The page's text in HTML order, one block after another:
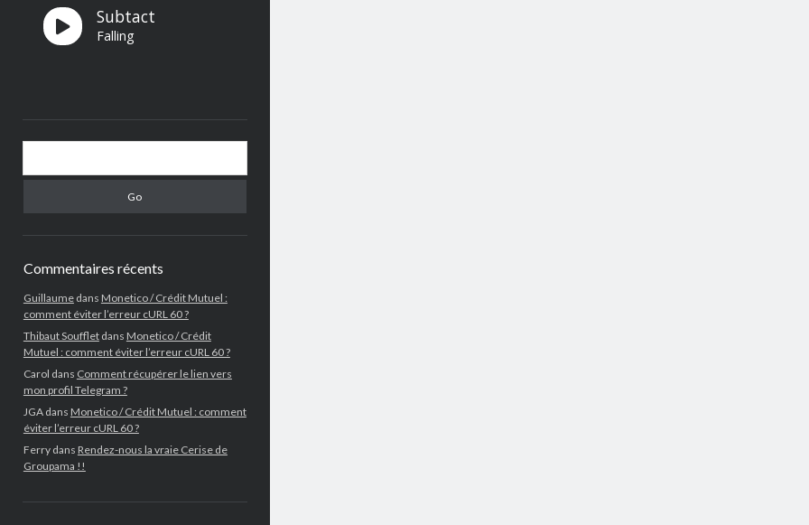
Commentaires récents
Guillaumedans Monetico / Crédit Mutuel :
comment éviter l’erreur cURL 60 ?
Thibaut Souffletdans Monetico / Crédit
Mutuel : comment éviter l’erreur cURL 60 ?
Carol dans Comment récupérer le lien vers
mon profil Telegram ?
JGAdans Monetico / Crédit Mutuel : comment
éviter l’erreur cURL 60 ?
Ferrydans Rendez-nous la vraie Cerise de
Groupama !!